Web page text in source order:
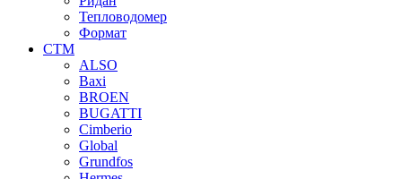
Тепловодомер
Формат
СТМ
ALSO
Baxi
BROEN
BUGATTI
Cimberio
Global
Grundfos